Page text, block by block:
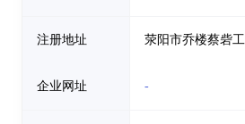
注册地址 荥阳市乔楼蔡砦
企业网址 -